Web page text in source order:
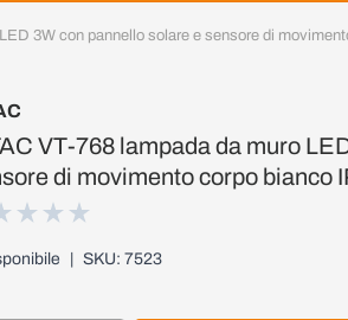
3W con pannello solare e sensore di
VT-768 lampada da muro
di movimento corpo bianco
SKU: 7523